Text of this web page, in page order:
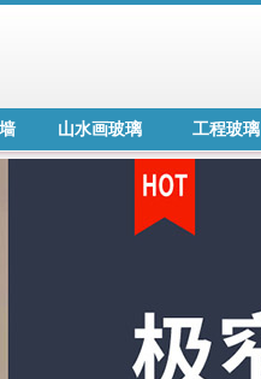
山水画玻璃 工程玻璃